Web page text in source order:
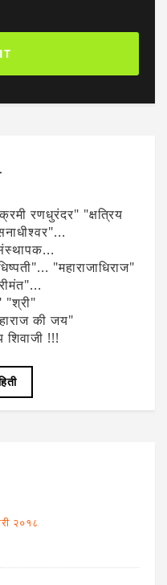
रणधुरंदर" "क्षत्रिय
"महाराजाधिराज"
"श्री"
की जय"
!!!
२०१८